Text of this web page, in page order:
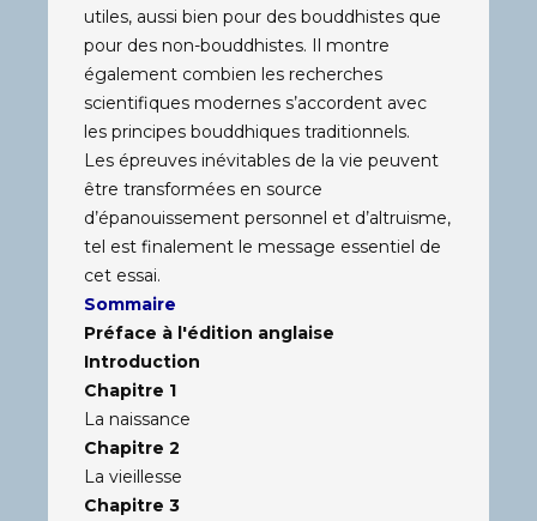
utiles, aussi bien pour des bouddhistes que
pour des non-bouddhistes. Il montre
également combien les recherches
scientifiques modernes s’accordent avec
les principes bouddhiques traditionnels.
Les épreuves inévitables de la vie peuvent
être transformées en source
d’épanouissement personnel et d’altruisme,
tel est finalement le message essentiel de
cet essai.
Sommaire
Préface à l'édition anglaise
Introduction
Chapitre 1
La naissance
Chapitre 2
La vieillesse
Chapitre 3